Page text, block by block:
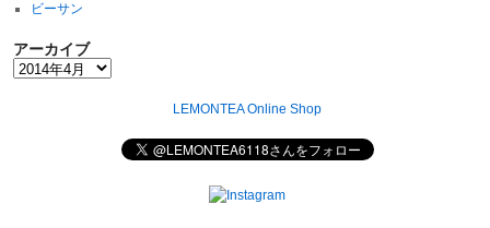
ビーサン
アーカイブ
LEMONTEA Online Shop